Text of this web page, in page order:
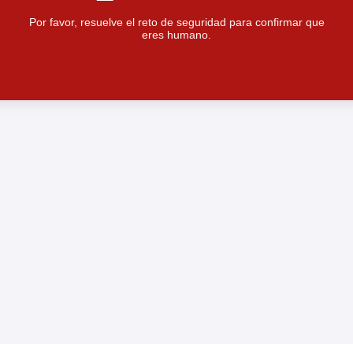
Por favor, resuelve el reto de seguridad para confirmar que
eres humano.